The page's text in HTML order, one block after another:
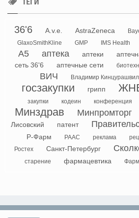
36'6 A.v.e. AstraZeneca
GlaxoSmithKline GMP IMS Health
А5
аптека аптеки
сеть 36'6
аптечные сети
ВИЧ Владимир
госзакупки грипп
закупки кодеин конференция
Минздрав Минпромторг
Лисовский
патент
Р-Фарм РААС реклама
Ростех Санкт-Петербург
старение фармацевтика